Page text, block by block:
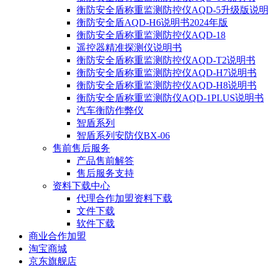
衡防安全盾称重监测防控仪AQD-5升级版说
衡防安全盾AQD-H6说明书2024年版
衡防安全盾称重监测防控仪AQD-18
遥控器精准探测仪说明书
衡防安全盾称重监测防控仪AQD-T2说明书
衡防安全盾称重监测防控仪AQD-H7说明书
衡防安全盾称重监测防控仪AQD-H8说明书
衡防安全盾称重监测防仪AQD-1PLUS说明书
汽车衡防作弊仪
智盾系列
智盾系列安防仪BX-06
售前售后服务
产品售前解答
售后服务支持
资料下载中心
代理合作加盟资料下载
文件下载
软件下载
商业合作加盟
淘宝商城
京东旗舰店